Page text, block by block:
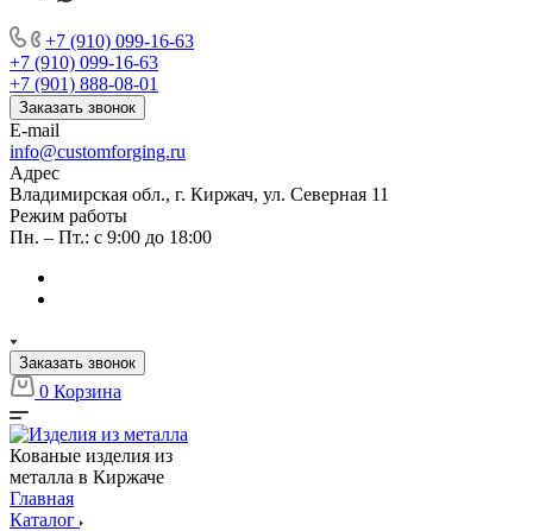
+7 (910) 099-16-63
+7 (910) 099-16-63
+7 (901) 888-08-01
Заказать звонок
E-mail
info@customforging.ru
Адрес
Владимирская обл., г. Киржач, ул. Северная 11
Режим работы
Пн. – Пт.: с 9:00 до 18:00
Заказать звонок
0 Корзина
Кованые изделия из
металла в Киржаче
Главная
Каталог